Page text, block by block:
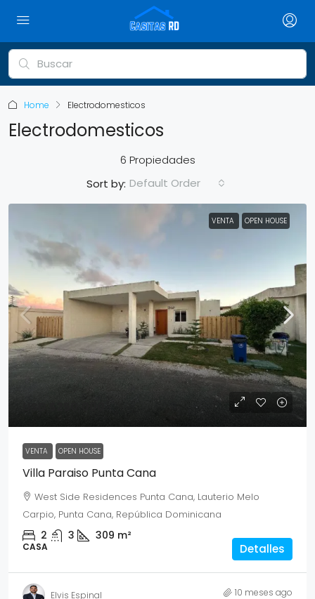
Home Electrodomesticos
Electrodomesticos
6 Propiedades
Sort by: Default Order
VENTA OPEN HOUSE
USD $250,000
VENTA OPEN HOUSE
Villa Paraiso Punta Cana
West Side Residences Punta Cana, Lauterio Melo
Carpio, Punta Cana, República Dominicana
2 3 309 m²
CASA Detalles
Elvis Espinal 10 meses ago